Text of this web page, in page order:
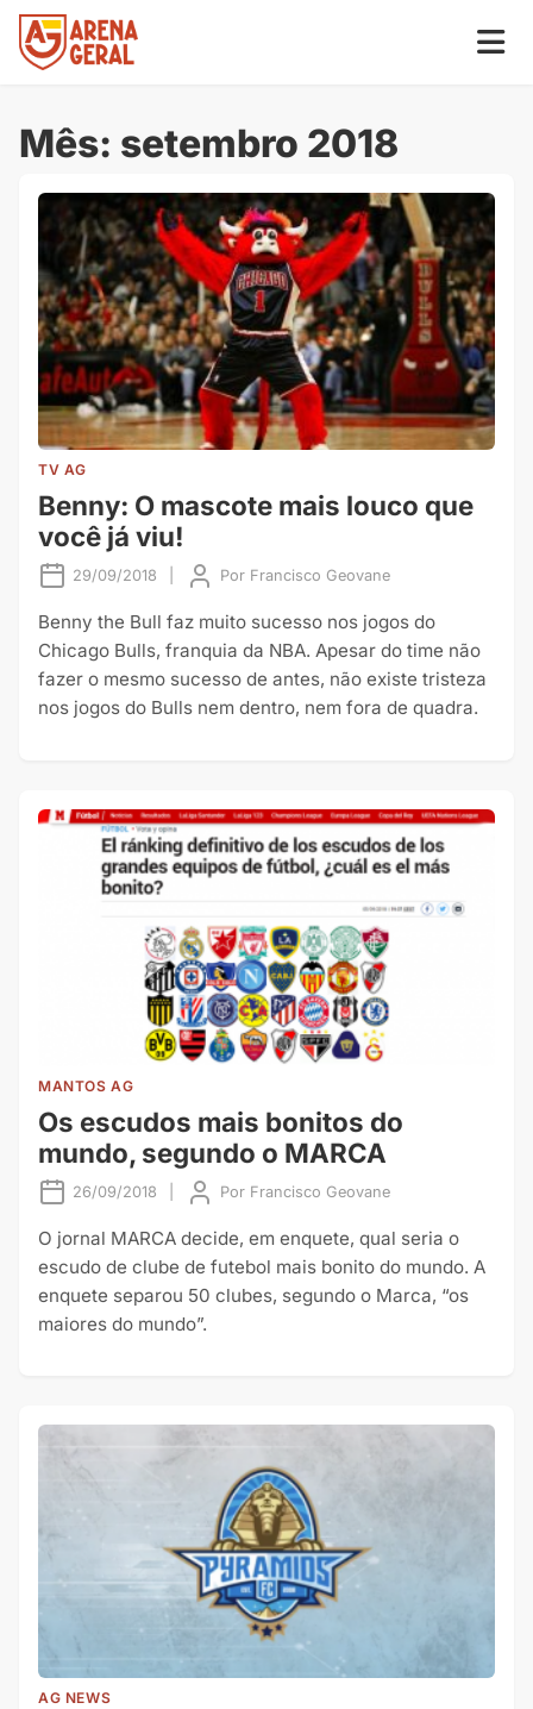
Mês: setembro 2018
TV AG
Benny: O mascote mais louco que
você já viu!
29/09/2018 Por Francisco Geovane
Benny the Bull faz muito sucesso nos jogos do
Chicago Bulls, franquia da NBA. Apesar do time não
fazer o mesmo sucesso de antes, não existe tristeza
nos jogos do Bulls nem dentro, nem fora de quadra.
MANTOS AG
Os escudos mais bonitos do
mundo, segundo o MARCA
26/09/2018 Por Francisco Geovane
O jornal MARCA decide, em enquete, qual seria o
escudo de clube de futebol mais bonito do mundo. A
enquete separou 50 clubes, segundo o Marca, “os
maiores do mundo”.
AG NEWS